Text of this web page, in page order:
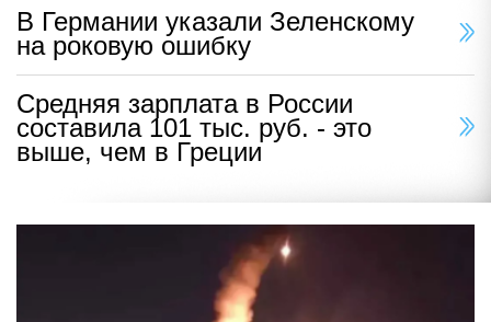
В Германии указали Зеленскому
на роковую ошибку
Средняя зарплата в России
составила 101 тыс. руб. - это
выше, чем в Греции